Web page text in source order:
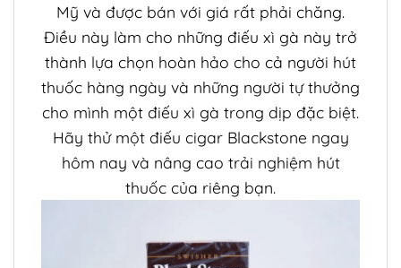
Mỹ và được bán với giá rất phải chăng.
Điều này làm cho những điếu xì gà này trở
thành lựa chọn hoàn hảo cho cả người hút
thuốc hàng ngày và những người tự thưởng
cho mình một điếu xì gà trong dịp đặc biệt.
Hãy thử một điếu cigar Blackstone ngay
hôm nay và nâng cao trải nghiệm hút
thuốc của riêng bạn.